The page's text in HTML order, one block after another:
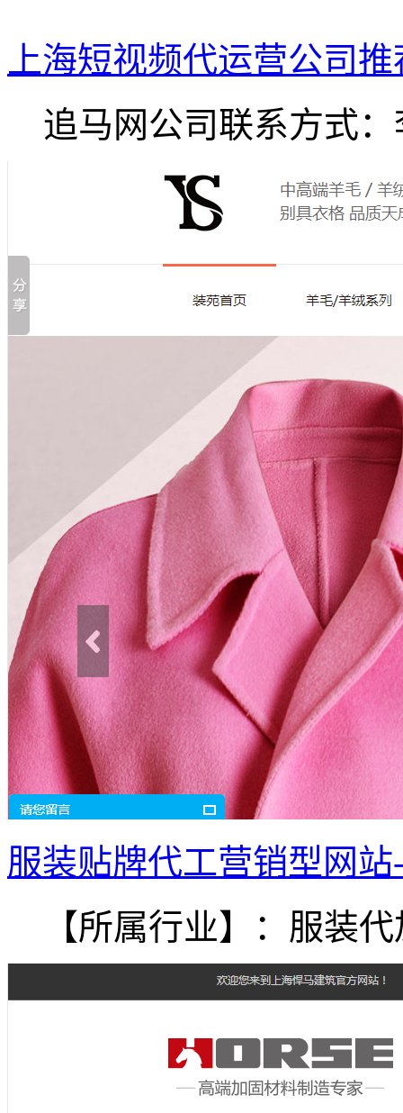
上海短视频代运营公司推
追马网公司联系方式：
服装贴牌代工营销型网站
【所属行业】：服装